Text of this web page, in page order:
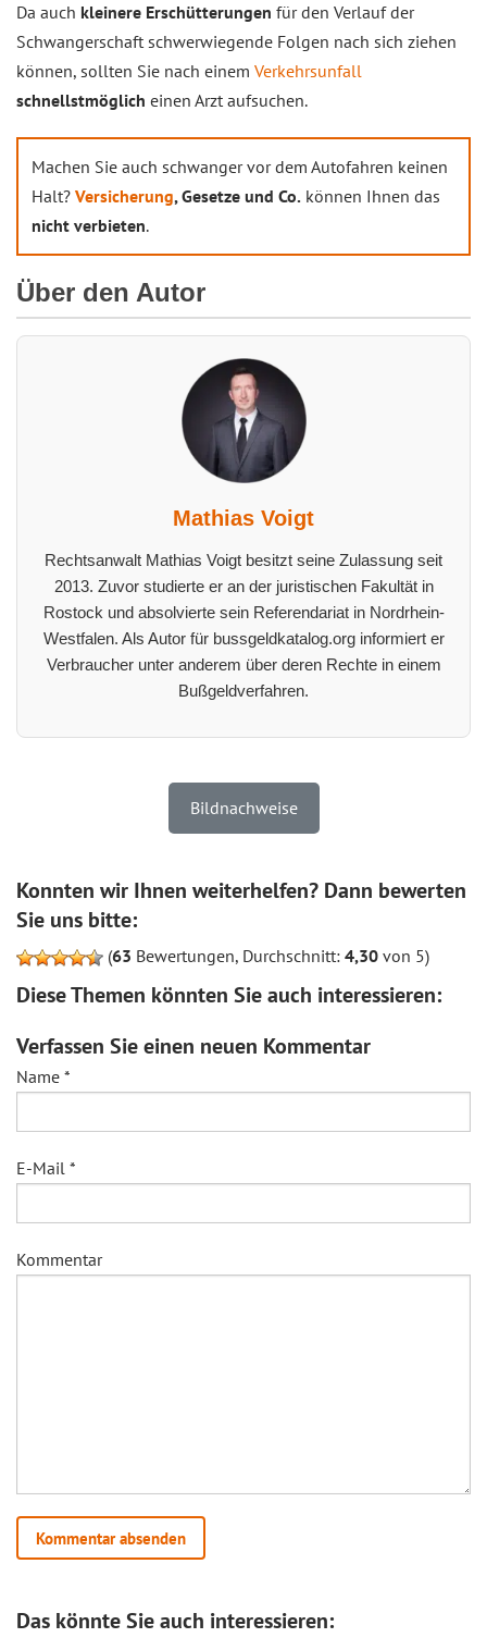
Da auch kleinere Erschütterungen für den Verlauf der
Schwangerschaft schwerwiegende Folgen nach sich ziehen
können, sollten Sie nach einem Verkehrsunfall
schnellstmöglich einen Arzt aufsuchen.
Machen Sie auch schwanger vor dem Autofahren keinen
Halt? Versicherung, Gesetze und Co. können Ihnen das
nicht verbieten.
Über den Autor
Mathias Voigt
Rechtsanwalt Mathias Voigt besitzt seine Zulassung seit
2013. Zuvor studierte er an der juristischen Fakultät in
Rostock und absolvierte sein Referendariat in Nordrhein-
Westfalen. Als Autor für bussgeldkatalog.org informiert er
Verbraucher unter anderem über deren Rechte in einem
Bußgeldverfahren.
Bildnachweise
Konnten wir Ihnen weiterhelfen? Dann bewerten
Sie uns bitte:
(63 Bewertungen, Durchschnitt: 4,30 von 5)
Diese Themen könnten Sie auch interessieren:
Verfassen Sie einen neuen Kommentar
Name *
E-Mail *
Kommentar
Das könnte Sie auch interessieren: